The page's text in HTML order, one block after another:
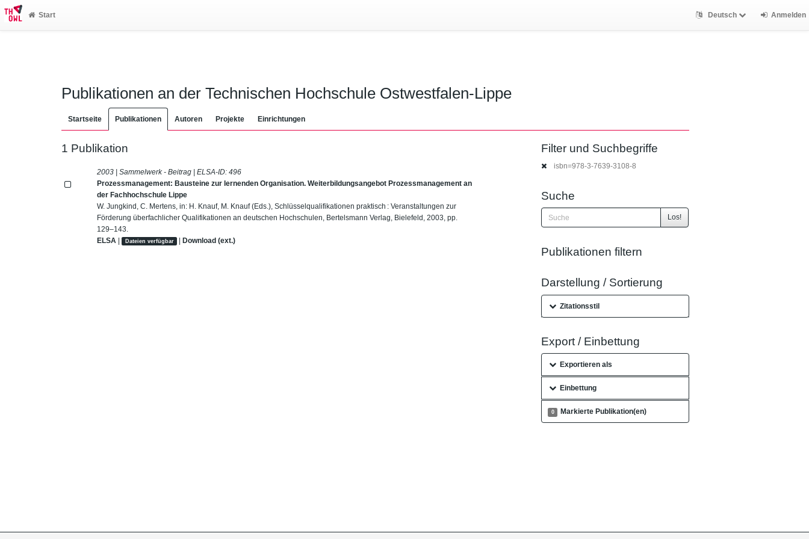
Start Deutsch Anmelden
Publikationen an der Technischen Hochschule Ostwestfalen-Lippe
Startseite Publikationen Autoren Projekte Einrichtungen
1 Publikation
2003 | Sammelwerk - Beitrag | ELSA-ID:496
Prozessmanagement: Bausteine zur lernenden Organisation. Weiterbildungsangebot Prozessmanagement an
der Fachhochschule Lippe
W. Jungkind, C. Mertens, in: H. Knauf, M. Knauf (Eds.), Schlüsselqualifikationen praktisch : Veranstaltungen zur
Förderung überfachlicher Qualifikationen an deutschen Hochschulen, Bertelsmann Verlag, Bielefeld, 2003, pp.
129–143.
ELSA | Dateien verfügbar |Download (ext.)
Filter und Suchbegriffe
isbn=978-3-7639-3108-8
Suche
Los!
Publikationen filtern
Darstellung / Sortierung
Zitationsstil
Export / Einbettung
Exportieren als
Einbettung
0 Markierte Publikation(en)